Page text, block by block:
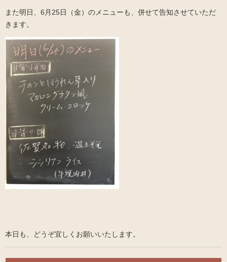
また明日、6月25日（金）のメニューも、併せて告知させていただ
きます。
本日も、どうぞ宜しくお願いいたします。